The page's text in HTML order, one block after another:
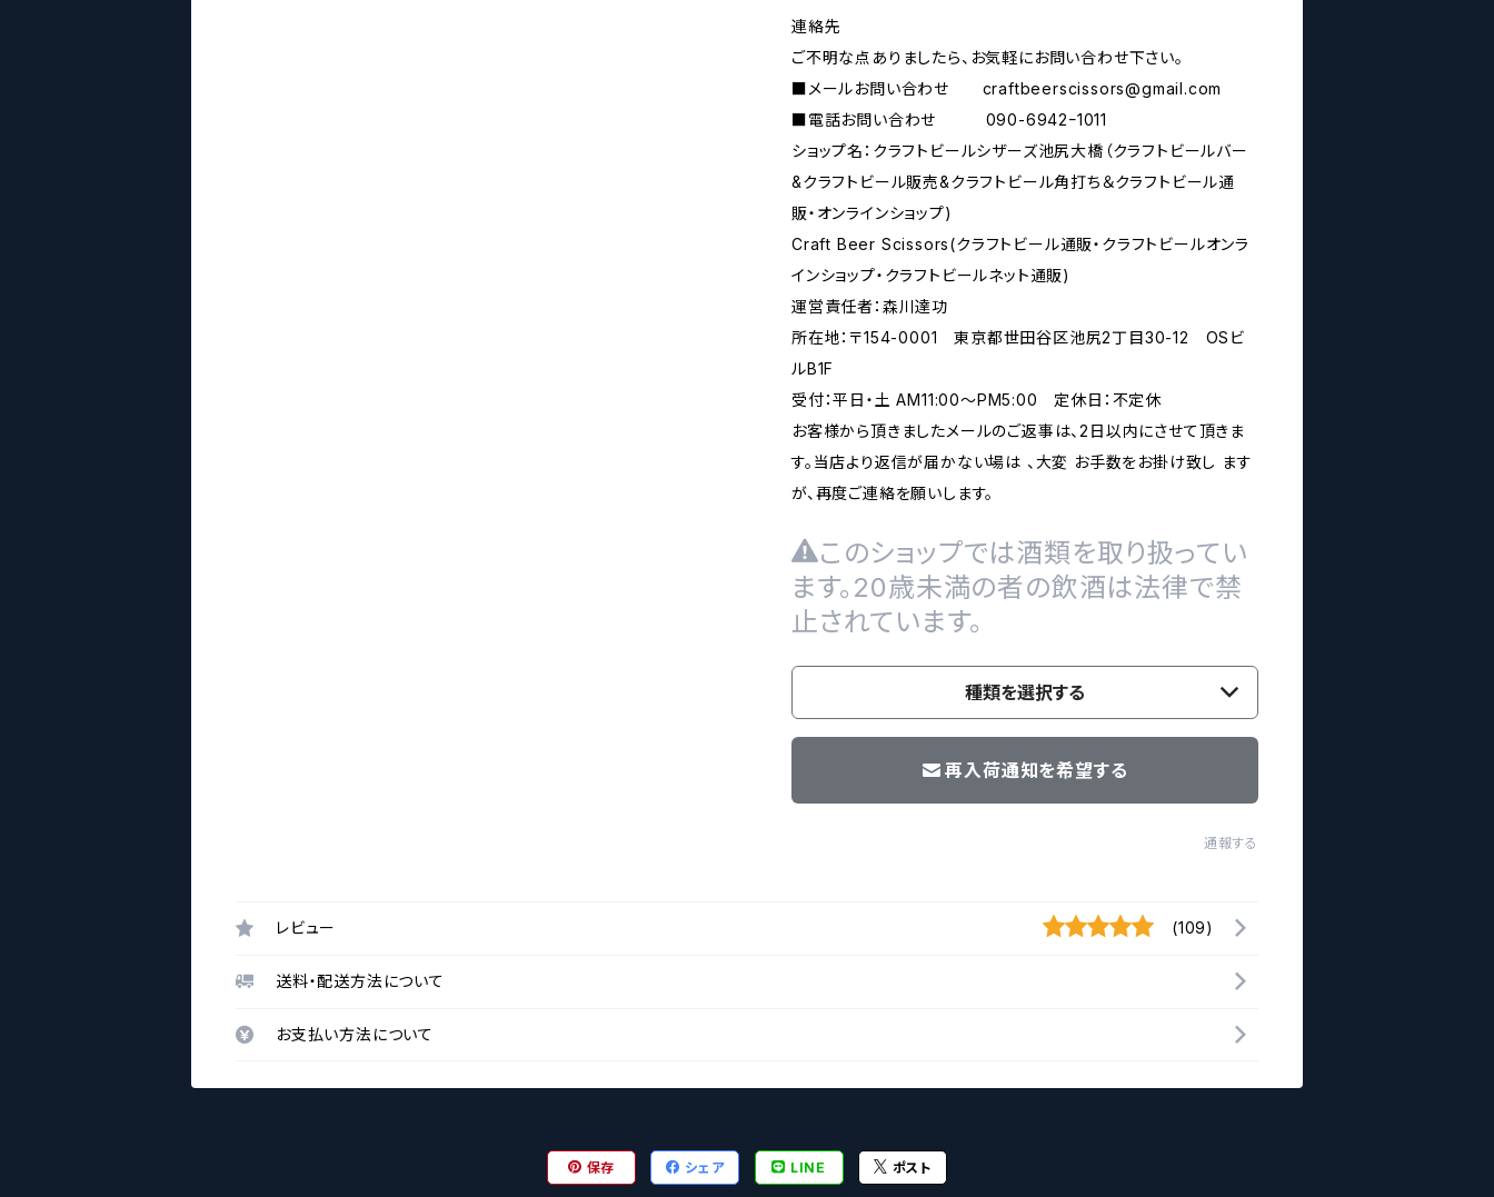
連絡先
ご不明な点ありましたら、お気軽にお問い合わせ下さい。
■メールお問い合わせ craftbeerscissors@gmail.com
■電話お問い合わせ 090-6942ｰ1011
ショップ名：クラフトビールシザーズ池尻大橋（クラフトビールバー
&クラフトビール販売&クラフトビール角打ち＆クラフトビール通
販・オンラインショップ)
Craft Beer Scissors(クラフトビール通販・クラフトビールオンラ
インショップ・クラフトビールネット通販)
運営責任者：森川達功
所在地：〒154-0001 東京都世田谷区池尻2丁目30-12 OSビ
ルB1F
受付：平日・土 AM11:00～PM5:00 定休日：不定休
お客様から頂きましたメールのご返事は、2日以内にさせて頂きま
す。当店より返信が届かない場は 、大変 お手数をお掛け致し ます
が、再度ご連絡を願いします。
このショップでは酒類を取り扱ってい
ます。20歳未満の者の飲酒は法律で禁
止されています。
種類を選択する
再入荷通知を希望する
通報する
レビュー (109)
送料・配送方法について
お支払い方法について
保存 シェア LINE ポスト